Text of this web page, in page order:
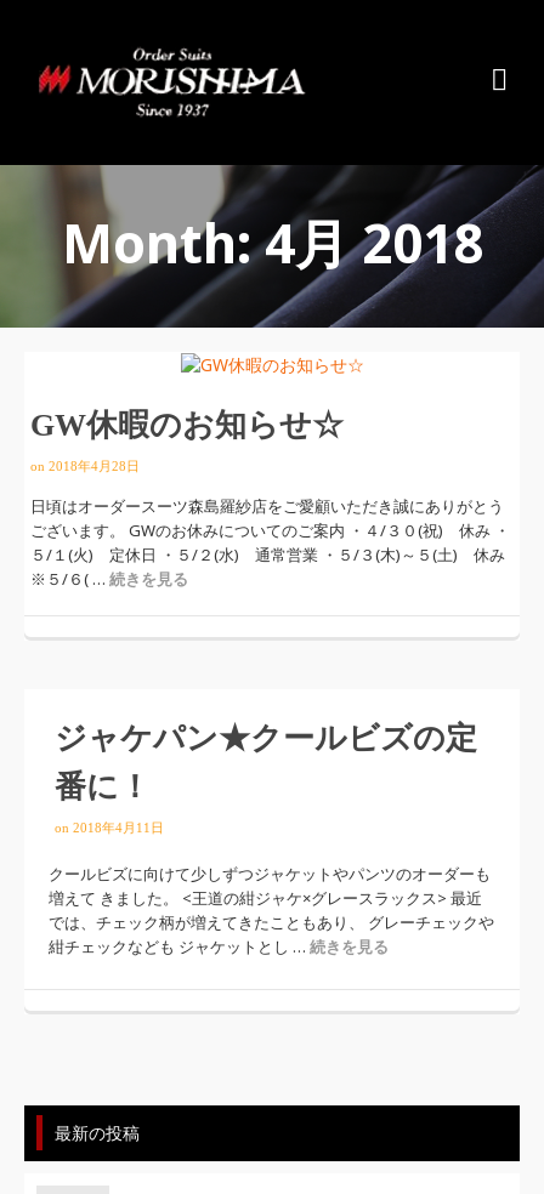
Month: 4月 2018
GW休暇のお知らせ☆
on 2018年4月28日
日頃はオーダースーツ森島羅紗店をご愛顧いただき誠にありがとう
ございます。 GWのお休みについてのご案内 ・４/３０(祝) 休み ・
５/１(火) 定休日 ・５/２(水) 通常営業 ・５/３(木)～５(土) 休み
※５/６( … 続きを見る
ジャケパン★クールビズの定
番に！
on 2018年4月11日
クールビズに向けて少しずつジャケットやパンツのオーダーも
増えて きました。 <王道の紺ジャケ×グレースラックス> 最近
では、チェック柄が増えてきたこともあり、 グレーチェックや
紺チェックなども ジャケットとし … 続きを見る
最新の投稿